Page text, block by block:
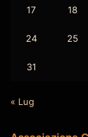
17 18
24 25
31
« Lug